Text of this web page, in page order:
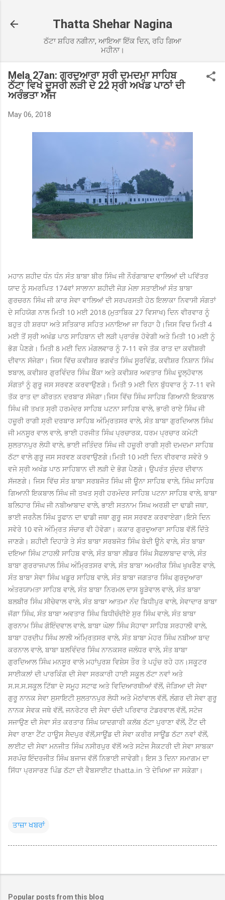
Thatta Shehar Nagina
ਠੱਟਾ ਸ਼ਹਿਰ ਨਗੀਨਾ, ਆਇਆ ਇੱਕ ਦਿਨ, ਰਹਿ ਗਿਆ
ਮਹੀਨਾ।
Mela 27an: ਗੁਰਦੁਆਰਾ ਸ੍ਰੀ ਦਮਦਮਾ ਸਾਹਿਬ
ਠੱਟਾ ਵਿਖੇ ਦੂਸਰੀ ਲੜੀ ਦੇ 22 ਸ੍ਰੀ ਅਖੰਡ ਪਾਠਾਂ ਦੀ
ਅਰੰਭਤਾ ਅੱਜ
May 06, 2018
ਮਹਾਨ ਸ਼ਹੀਦ ਧੰਨ ਧੰਨ ਸੰਤ ਬਾਬਾ ਬੀਰ ਸਿੰਘ ਜੀ ਨੌਰੰਗਾਬਾਦ ਵਾਲਿਆਂ ਦੀ ਪਵਿੱਤਰ
ਯਾਦ ਨੂੰ ਸਮਰਪਿਤ 174ਵਾਂ ਸਾਲਾਨਾ ਸ਼ਹੀਦੀ ਜੋੜ ਮੇਲਾ ਸਤਾਈਆਂ ਸੰਤ ਬਾਬਾ
ਗੁਰਚਰਨ ਸਿੰਘ ਜੀ ਕਾਰ ਸੇਵਾ ਵਾਲਿਆਂ ਦੀ ਸਰਪਰਸਤੀ ਹੇਠ ਇਲਾਕਾ ਨਿਵਾਸੀ ਸੰਗਤਾਂ
ਦੇ ਸਹਿਯੋਗ ਨਾਲ ਮਿਤੀ 10 ਮਈ 2018 (ਮੁਤਾਬਿਕ 27 ਵਿਸਾਖ) ਦਿਨ ਵੀਰਵਾਰ ਨੂੰ
ਬਹੁਤ ਹੀ ਸ਼ਰਧਾ ਅਤੇ ਸਤਿਕਾਰ ਸਹਿਤ ਮਨਾਇਆ ਜਾ ਰਿਹਾ ਹੈ।ਜਿਸ ਵਿਚ ਮਿਤੀ 4
ਮਈ ਤੋਂ ਸ੍ਰੀ ਅਖੰਡ ਪਾਠ ਸਾਹਿਬਾਨ ਦੀ ਲੜੀ ਪ੍ਰਾਰੰਭ ਹੋਵੇਗੀ ਅਤੇ ਮਿਤੀ 10 ਮਈ ਨੂੰ
ਭੋਗ ਪੈਣਗੇ। ਮਿਤੀ 8 ਮਈ ਦਿਨ ਮੰਗਲਵਾਰ ਨੂੰ 7-11 ਵਜੇ ਤੱਕ ਰਾਤ ਦਾ ਕਵੀਸ਼ਰੀ
ਦੀਵਾਨ ਸੱਜੇਗਾ। ਜਿਸ ਵਿੱਚ ਕਵੀਸ਼ਰ ਭਗਵੰਤ ਸਿੰਘ ਸੂਰਵਿੰਡ, ਕਵੀਸ਼ਰ ਨਿਸ਼ਾਨ ਸਿੰਘ
ਝਬਾਲ, ਕਵੀਸ਼ਰ ਗੁਰਵਿੰਦਰ ਸਿੰਘ ਬੈਂਕਾ ਅਤੇ ਕਵੀਸ਼ਰ ਅਵਤਾਰ ਸਿੰਘ ਦੂਲ੍ਹੋਵਾਲ
ਸੰਗਤਾਂ ਨੂੰ ਗੁਰੂ ਜਸ ਸਰਵਣ ਕਰਵਾਉਣਗੇ। ਮਿਤੀ 9 ਮਈ ਦਿਨ ਬੁੱਧਵਾਰ ਨੂੰ 7-11 ਵਜੇ
ਤੱਕ ਰਾਤ ਦਾ ਕੀਰਤਨ ਦਰਬਾਰ ਸੱਜੇਗਾ।ਜਿਸ ਵਿੱਚ ਸਿੰਘ ਸਾਹਿਬ ਗਿਆਨੀ ਇਕਬਾਲ
ਸਿੰਘ ਜੀ ਤਖਤ ਸ੍ਰੀ ਹਰਮੰਦਰ ਸਾਹਿਬ ਪਟਨਾ ਸਾਹਿਬ ਵਾਲੇ, ਭਾਰੀ ਰਾਏ ਸਿੰਘ ਜੀ
ਹਜ਼ੂਰੀ ਰਾਗੀ ਸ੍ਰੀ ਦਰਬਾਰ ਸਾਹਿਬ ਅੰਮ੍ਰਿਤਸਰ ਵਾਲੇ, ਸੰਤ ਬਾਬਾ ਗੁਰਦਿਆਲ ਸਿੰਘ
ਜੀ ਮਨਸੂਰ ਵਾਲ ਵਾਲੇ, ਭਾਈ ਹਰਜੀਤ ਸਿੰਘ ਪ੍ਰਚਾਰਕ, ਧਰਮ ਪ੍ਰਚਾਰ ਕਮੇਟੀ
ਸੁਲਤਾਨਪੁਰ ਲੋਧੀ ਵਾਲੇ, ਭਾਈ ਜਤਿੰਦਰ ਸਿੰਘ ਜੀ ਹਜ਼ੂਰੀ ਰਾਗੀ ਸ੍ਰੀ ਦਮਦਮਾ ਸਾਹਿਬ
ਠੱਟਾ ਵਾਲੇ ਗੁਰੂ ਜਸ ਸਰਵਣ ਕਰਵਾਉਣਗੇ।ਮਿਤੀ 10 ਮਈ ਦਿਨ ਵੀਰਵਾਰ ਸਵੇਰੇ 9
ਵਜੇ ਸ੍ਰੀ ਅਖੰਡ ਪਾਠ ਸਾਹਿਬਾਨ ਦੀ ਲੜੀ ਦੇ ਭੋਗ ਪੈਣਗੇ। ਉਪਰੰਤ ਸੁੰਦਰ ਦੀਵਾਨ
ਸੱਜਣਗੇ। ਜਿਸ ਵਿੱਚ ਸੰਤ ਬਾਬਾ ਸਰਬਜੋਤ ਸਿੰਘ ਜੀ ਊਨਾ ਸਾਹਿਬ ਵਾਲੇ, ਸਿੰਘ ਸਾਹਿਬ
ਗਿਆਨੀ ਇਕਬਾਲ ਸਿੰਘ ਜੀ ਤਖਤ ਸ੍ਰੀ ਹਰਮੰਦਰ ਸਾਹਿਬ ਪਟਨਾ ਸਾਹਿਬ ਵਾਲੇ, ਬਾਬਾ
ਬਲਿਹਾਰ ਸਿੰਘ ਜੀ ਨਬੀਆਬਾਦ ਵਾਲੇ, ਭਾਈ ਸਤਨਾਮ ਸਿਘ ਅਰਸ਼ੀ ਦਾ ਢਾਡੀ ਜਥਾ,
ਭਾਈ ਜਰਨੈਲ ਸਿੰਘ ਤੂਫਾਨ ਦਾ ਢਾਡੀ ਜਥਾ ਗੁਰੂ ਜਸ ਸਰਵਣ ਕਰਵਾਏਗਾ।ਇਸੇ ਦਿਨ
ਸਵੇਰੇ 10 ਵਜੇ ਅੰਮ੍ਰਿਤ ਸੰਚਾਰ ਵੀ ਹੋਵੇਗਾ। ਕਕਾਰ ਗੁਰਦੁਆਰਾ ਸਾਹਿਬ ਵੱਲੋਂ ਦਿੱਤੇ
ਜਾਣਗੇ। ਸ਼ਹੀਦੀ ਦਿਹਾੜੇ ਤੇ ਸੰਤ ਬਾਬਾ ਸਰਬਜੋਤ ਸਿੰਘ ਬੇਦੀ ਊਨੇ ਵਾਲੇ, ਸੰਤ ਬਾਬਾ
ਦਇਆ ਸਿੰਘ ਟਾਹਲੀ ਸਾਹਿਬ ਵਾਲੇ, ਸੰਤ ਬਾਬਾ ਲੀਡਰ ਸਿੰਘ ਸੈਫਲਾਬਾਦ ਵਾਲੇ, ਸੰਤ
ਬਾਬਾ ਗੁਰਰਾਜਪਾਲ ਸਿੰਘ ਅੰਮ੍ਰਿਤਸਰ ਵਾਲੇ, ਸੰਤ ਬਾਬਾ ਅਮਰੀਕ ਸਿੰਘ ਖੁਖਰੈਣ ਵਾਲੇ,
ਸੰਤ ਬਾਬਾ ਸੇਵਾ ਸਿੰਘ ਖਡੂਰ ਸਾਹਿਬ ਵਾਲੇ, ਸੰਤ ਬਾਬਾ ਜਗਤਾਰ ਸਿੰਘ ਗੁਰਦੁਆਰਾ
ਅੰਤਰਯਾਮਤਾ ਸਾਹਿਬ ਵਾਲੇ, ਸੰਤ ਬਾਬਾ ਨਿਰਮਲ ਦਾਸ ਬੂੜੇਵਾਲ ਵਾਲੇ, ਸੰਤ ਬਾਬਾ
ਬਲਬੀਰ ਸਿੰਘ ਸੀਚੇਵਾਲ ਵਾਲੇ, ਸੰਤ ਬਾਬਾ ਆਤਮਾ ਨੰਦ ਬਿਧੀਪੁਰ ਵਾਲੇ, ਸੇਵਾਦਾਰ ਬਾਬਾ
ਜੱਗਾ ਸਿੰਘ, ਸੰਤ ਬਾਬਾ ਅਵਤਾਰ ਸਿੰਘ ਬਿਧੀਚੰਦੀਏ ਸੁਰ ਸਿੰਘ ਵਾਲੇ, ਸੰਤ ਬਾਬਾ
ਗੁਰਨਾਮ ਸਿੰਘ ਗੋਇੰਦਵਾਲ ਵਾਲੇ, ਬਾਬਾ ਘੋਲਾ ਸਿੰਘ ਸੋਹਾਵਾ ਸਾਹਿਬ ਸਰਹਾਲੀ ਵਾਲੇ,
ਬਾਬਾ ਹਰਦੀਪ ਸਿੰਘ ਲਾਲੀ ਅੰਮ੍ਰਿਤਸਰ ਵਾਲੇ, ਸੰਤ ਬਾਬਾ ਮੇਹਰ ਸਿੰਘ ਨਬੀਆ ਬਾਦ
ਕਰਨਾਲ ਵਾਲੇ, ਬਾਬਾ ਬਲਵਿੰਦਰ ਸਿੰਘ ਨਾਨਕਸਰ ਜਲੰਧਰ ਵਾਲੇ, ਸੰਤ ਬਾਬਾ
ਗੁਰਦਿਆਲ ਸਿੰਘ ਮਨਸੂਰ ਵਾਲੇ ਮਹਾਂਪੁਰਸ਼ ਵਿਸ਼ੇਸ ਤੌਰ ਤੇ ਪਹੁੰਚ ਰਹੇ ਹਨ।ਸਕੂਟਰ
ਸਾਈਕਲਾਂ ਦੀ ਪਾਰਕਿੰਗ ਦੀ ਸੇਵਾ ਸਰਕਾਰੀ ਹਾਈ ਸਕੂਲ ਠੱਟਾ ਨਵਾਂ ਅਤੇ
ਸ.ਸ.ਸ.ਸਕੂਲ ਟਿੱਬਾ ਦੇ ਸਮੂਹ ਸਟਾਫ ਅਤੇ ਵਿਦਿਆਰਥੀਆਂ ਵੱਲੋਂ, ਜੋੜਿਆ ਦੀ ਸੇਵਾ
ਗੁਰੂ ਨਾਨਕ ਸੇਵਾ ਸੁਸਾਇਟੀ ਸੁਲਤਾਨਪੁਰ ਲੋਧੀ ਅਤੇ ਮੋਠਾਂਵਾਲ ਵੱਲੋਂ, ਲੰਗਰ ਦੀ ਸੇਵਾ ਗੁਰੂ
ਨਾਨਕ ਸੇਵਕ ਜਥੇ ਵੱਲੋਂ, ਜਨਰੇਟਰ ਦੀ ਸੇਵਾ ਚੰਦੀ ਪਰਿਵਾਰ ਟੋਡਰਵਾਲ ਵੱਲੋਂ, ਸਟੇਜ
ਸਜਾਉਣ ਦੀ ਸੇਵਾ ਸੰਤ ਕਰਤਾਰ ਸਿੰਘ ਯਾਦਗਾਰੀ ਕਲੱਬ ਠੱਟਾ ਪੁਰਾਣਾ ਵੱਲੋਂ, ਟੈਂਟ ਦੀ
ਸੇਵਾ ਰਾਣਾ ਟੈਂਟ ਹਾਊਸ ਸੈਦਪੁਰ ਵੱਲੋਂ,ਸਾਊਂਡ ਦੀ ਸੇਵਾ ਕਰੀਰ ਸਾਊਂਡ ਠੱਟਾ ਨਵਾਂ ਵੱਲੋਂ,
ਲਾਈਟ ਦੀ ਸੇਵਾ ਮਨਜੀਤ ਸਿੰਘ ਨਸੀਰਪੁਰ ਵੱਲੋਂ ਅਤੇ ਸਟੇਜ ਸੈਕਟਰੀ ਦੀ ਸੇਵਾ ਸਾਬਕਾ
ਸਰਪੰਚ ਇੰਦਰਜੀਤ ਸਿੰਘ ਬਜਾਜ ਵੱਲੋਂ ਨਿਭਾਈ ਜਾਵੇਗੀ। ਇਸ 3 ਦਿਨਾਸਮਾਗਮ ਦਾ
ਸਿੱਧਾ ਪ੍ਰਸਾਰਣ ਪਿੰਡ ਠੱਟਾ ਦੀ ਵੈਬਸਾਈਟ thatta.in ‘ਤੇ ਦੇਖਿਆ ਜਾ ਸਕੇਗਾ।
ਤਾਜ਼ਾ ਖਬਰਾਂ
Popular posts from this blog